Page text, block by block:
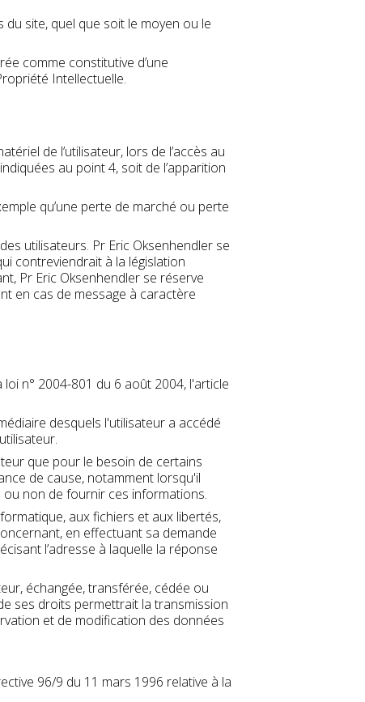
site, quel que soit le moyen ou le
comme constitutive d’une
Intellectuelle.
de l’utilisateur, lors de l’accès au
au point 4, soit de l’apparition
qu’une perte de marché ou perte
utilisateurs. Pr Eric Oksenhendler se
contreviendrait à la législation
Pr Eric Oksenhendler se réserve
en cas de message à caractère
n° 2004-801 du 6 août 2004, l'article
desquels l'utilisateur a accédé
que pour le besoin de certains
de cause, notamment lorsqu'il
ou non de fournir ces informations.
aux fichiers et aux libertés,
en effectuant sa demande
l’adresse à laquelle la réponse
échangée, transférée, cédée ou
ses droits permettrait la transmission
et de modification des données
96/9 du 11 mars 1996 relative à la